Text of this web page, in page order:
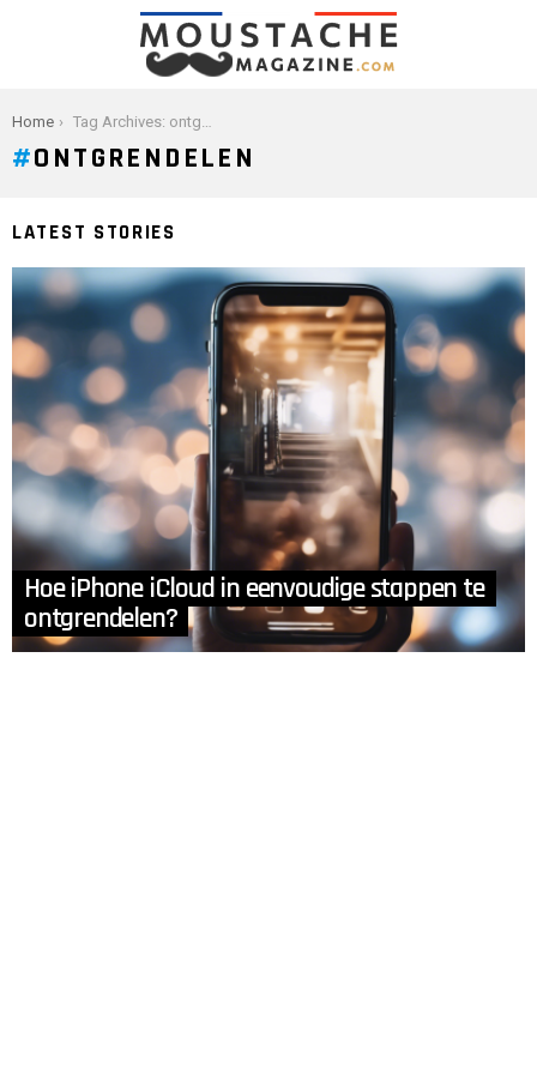
You are here:
Home Tag Archives: ontgrendelen
ONTGRENDELEN
LATEST STORIES
Hoe iPhone iCloud in eenvoudige stappen te
ontgrendelen?